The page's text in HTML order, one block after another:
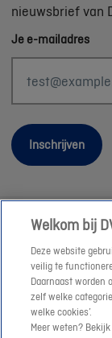
nieuwsbrief van
Je e-mailadres
Inschrijven
Wettelijke informatie
Duurzaamheid
Sitemap
Onze consulenten
Jobs
Welkom bij
Deze website
veilig te
Daarnaast worden
zelf welke
welke cookies’.
Meer weten?